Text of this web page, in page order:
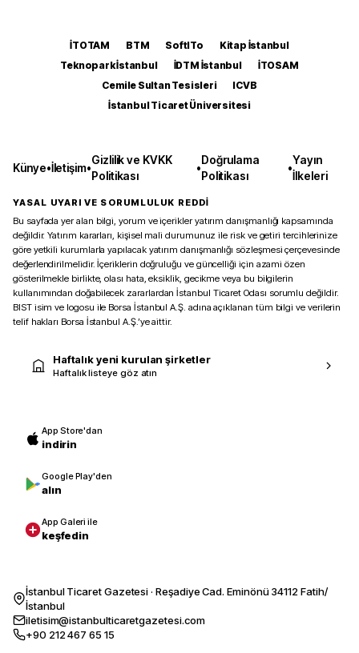
İTOTAM BTM SoftITo
Kitap İstanbul
Teknopark İstanbul
İDTM İstanbul
İTOSAM
Cemile Sultan Tesisleri
ICVB
İstanbul Ticaret Üniversitesi
Künye•İletişim•
Gizlilik ve KVKK
Politikası
•
Doğrulama
Politikası
•
Yayın
İlkeleri
YASAL UYARI VE SORUMLULUK REDDİ
Bu sayfada yer alan bilgi, yorum ve içerikler yatırım danışmanlığı kapsamında
değildir. Yatırım kararları, kişisel mali durumunuz ile risk ve getiri tercihlerinize
göre yetkili kurumlarla yapılacak yatırım danışmanlığı sözleşmesi çerçevesinde
değerlendirilmelidir. İçeriklerin doğruluğu ve güncelliği için azami özen
gösterilmekle birlikte, olası hata, eksiklik, gecikme veya bu bilgilerin
kullanımından doğabilecek zararlardan İstanbul Ticaret Odası sorumlu değildir.
BIST isim ve logosu ile Borsa İstanbul A.Ş. adına açıklanan tüm bilgi ve verilerin
telif hakları Borsa İstanbul A.Ş.’ye aittir.
Haftalık yeni kurulan şirketler
Haftalık listeye göz atın
App Store'dan
indirin
Google Play'den
alın
App Galeri ile
keşfedin
İstanbul Ticaret Gazetesi · Reşadiye Cad. Eminönü 34112 Fatih/
İstanbul
iletisim@istanbulticaretgazetesi.com
+90 212 467 65 15